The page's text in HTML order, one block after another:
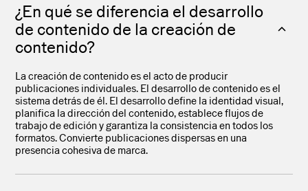
¿En qué se diferencia el desarrollo
de contenido de la creación de
contenido?
La creación de contenido es el acto de producir
publicaciones individuales. El desarrollo de contenido es el
sistema detrás de él. El desarrollo define la identidad visual,
planifica la dirección del contenido, establece flujos de
trabajo de edición y garantiza la consistencia en todos los
formatos. Convierte publicaciones dispersas en una
presencia cohesiva de marca.